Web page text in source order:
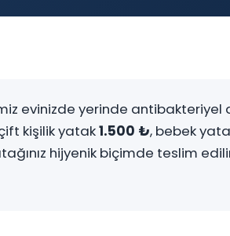
evinizde yerinde antibakteriyel
kişilik yatak1.500 ₺, bebek
hijyenik biçimde teslim